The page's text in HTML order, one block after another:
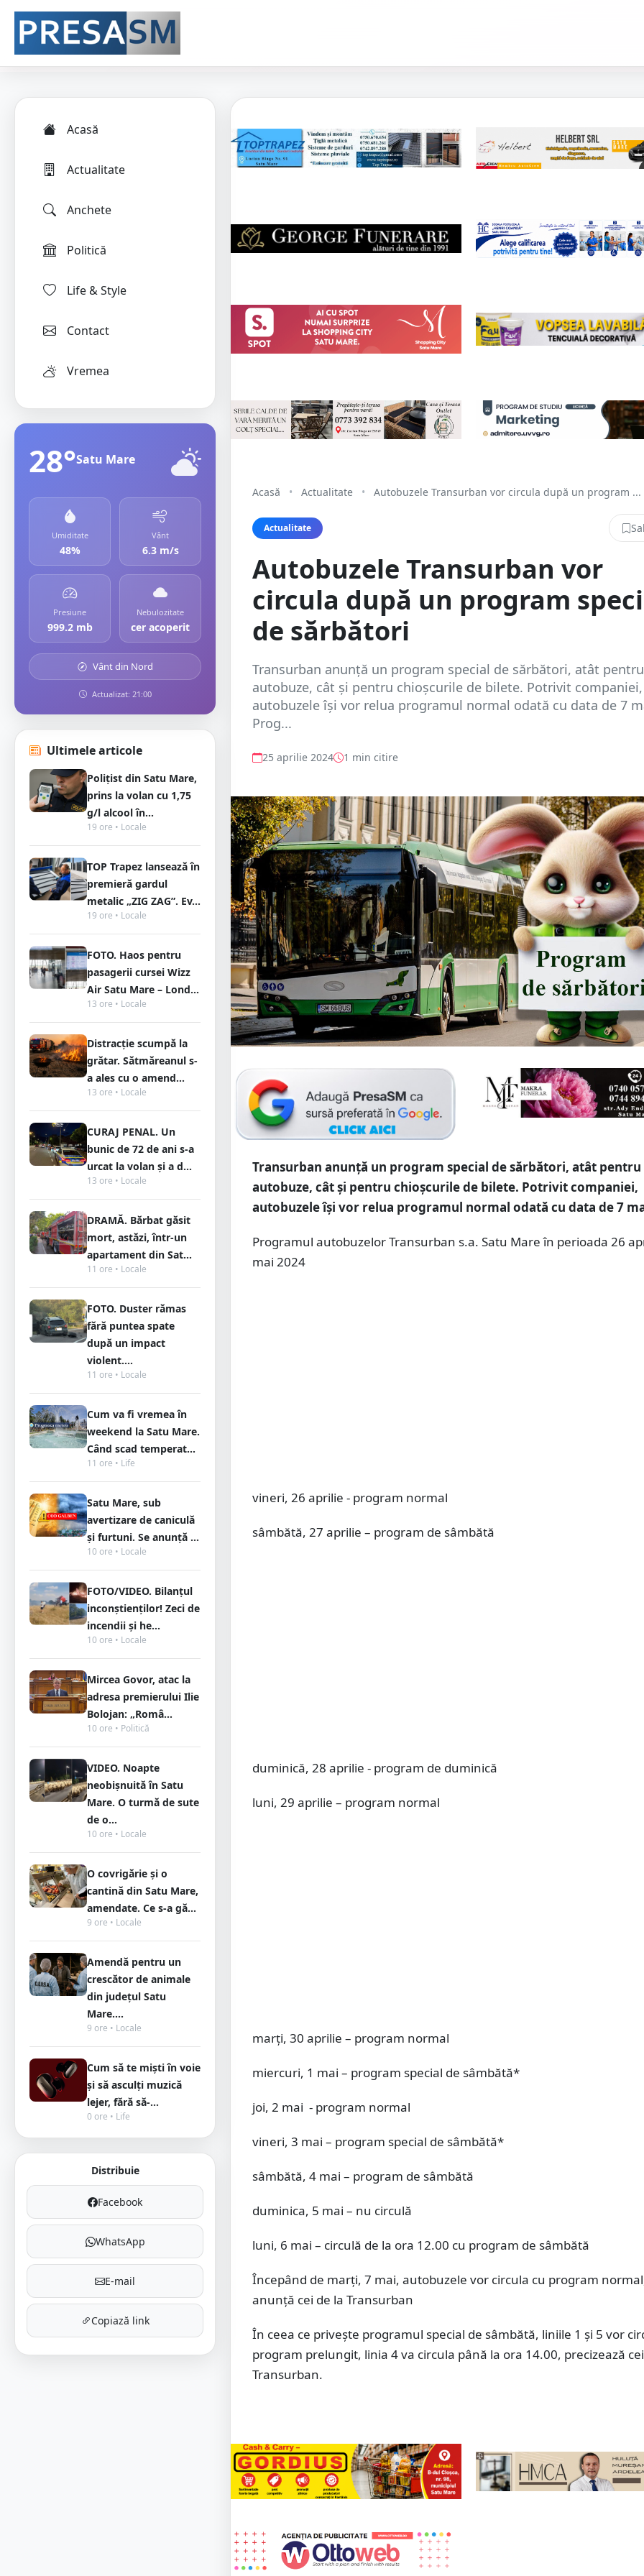
Acasă
Actualitate
Anchete
Politică
Life & Style
Contact
Vremea
28°Satu Mare
Umiditate
48%
Vânt
6.3 m/s
Presiune
999.2 mb
Nebulozitate
cer acoperit
Vânt din Nord
Actualizat: 21:00
Ultimele articole
Polițist din Satu Mare,
prins la volan cu 1,75
g/l alcool în...
19 ore • Locale
TOP Trapez lansează în
premieră gardul
metalic „ZIG ZAG”. Ev...
19 ore • Locale
FOTO. Haos pentru
pasagerii cursei Wizz
Air Satu Mare – Lond...
13 ore • Locale
Distracție scumpă la
grătar. Sătmăreanul s-
a ales cu o amend...
13 ore • Locale
CURAJ PENAL. Un
bunic de 72 de ani s-a
urcat la volan și a d...
13 ore • Locale
DRAMĂ. Bărbat găsit
mort, astăzi, într-un
apartament din Sat...
11 ore • Locale
FOTO. Duster rămas
fără puntea spate
după un impact
violent....
11 ore • Locale
Cum va fi vremea în
weekend la Satu Mare.
Când scad temperat...
11 ore • Life
Satu Mare, sub
avertizare de caniculă
și furtuni. Se anunță ...
10 ore • Locale
FOTO/VIDEO. Bilanțul
inconștienților! Zeci de
incendii și he...
10 ore • Locale
Mircea Govor, atac la
adresa premierului Ilie
Bolojan: „Româ...
10 ore • Politică
VIDEO. Noapte
neobișnuită în Satu
Mare. O turmă de sute
de o...
10 ore • Locale
O covrigărie și o
cantină din Satu Mare,
amendate. Ce s-a gă...
9 ore • Locale
Amendă pentru un
crescător de animale
din județul Satu
Mare....
9 ore • Locale
Cum să te miști în voie
și să asculți muzică
lejer, fără să-...
0 ore • Life
Distribuie
Facebook
WhatsApp
E-mail
Copiază link
Acasă • Actualitate • Autobuzele Transurban vor circula după un program ...
Actualitate
Autobuzele Transurban vor
circula după un program
de sărbători
Transurban anunță un program special de sărbători, atât pentru
autobuze, cât și pentru chioșcurile de bilete. Potrivit companiei,
autobuzele își vor relua programul normal odată cu data de 7
Prog...
25 aprilie 2024 1 min citire
Transurban anunță un program special de sărbători, atât pentru
autobuze, cât și pentru chioșcurile de bilete. Potrivit companiei,
autobuzele își vor relua programul normal odată cu data de 7
Programul autobuzelor Transurban s.a. Satu Mare în perioada 26
mai 2024
vineri, 26 aprilie - program normal
sâmbătă, 27 aprilie – program de sâmbătă
duminică, 28 aprilie - program de duminică
luni, 29 aprilie – program normal
marți, 30 aprilie – program normal
miercuri, 1 mai – program special de sâmbătă*
joi, 2 mai - program normal
vineri, 3 mai – program special de sâmbătă*
sâmbătă, 4 mai – program de sâmbătă
duminica, 5 mai – nu circulă
luni, 6 mai – circulă de la ora 12.00 cu program de sâmbătă
Începând de marți, 7 mai, autobuzele vor circula cu program
anunță cei de la Transurban
În ceea ce privește programul special de sâmbătă, liniile 1 și 5 vor
program prelungit, linia 4 va circula până la ora 14.00, precizează
Transurban.